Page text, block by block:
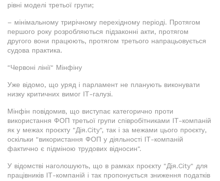
рівні моделі третьої групи;
– мінімальному трирічному перехідному періоді. Протягом
першого року розробляються підзаконні акти, протягом
другого вони працюють, протягом третього напрацьовується
судова практика.
"Червоні лінії" Мінфіну
Уже відомо, що уряд і парламент не планують виконувати
низку критичних вимог ІТ-галузі.
Мінфін повідомив, що виступає категорично проти
використання ФОП третьої групи співробітниками ІТ-компаній
як у межах проєкту "Дія.City", так і за межами цього проєкту,
оскільки "використання ФОП у діяльності ІТ-компаній
фактично є підміною трудових відносин".
У відомстві наголошують, що в рамках проєкту "Дія.City" для
працівників ІТ-компаній і так пропонується зниження податків